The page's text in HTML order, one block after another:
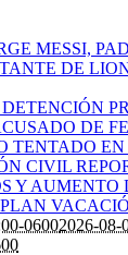
MESSI,
DE
DE
TENTADO
CIVIL
Y AUMENTO
06002026-08-